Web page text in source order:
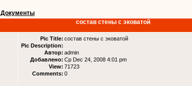
Документы
состав стены с эковатой
Pic Title: состав стены с эковатой
Pic Description:
Автор: admin
Добавлено: Ср Dec 24, 2008 4:01 pm
View: 71723
Comments: 0